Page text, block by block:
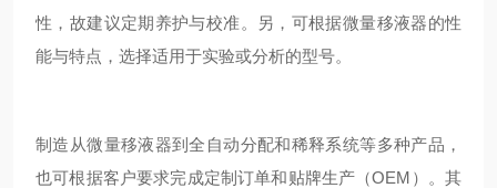
性，故建议定期养护与校准。另，可根据微量移液器的性
能与特点，选择适用于实验或分析的型号。
制造从微量移液器到全自动分配和稀释系统等多种产品，
也可根据客户要求完成定制订单和贴牌生产（OEM）。其